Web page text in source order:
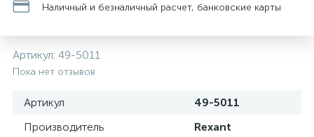
Наличный и безналичный расчет, банковские карты
Артикул: 49-5011
Пока нет отзывов
Артикул
49-5011
Производитель
Rexant